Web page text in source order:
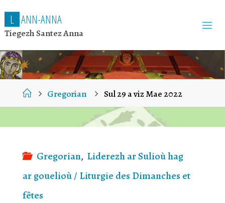
L ANN-ANNA
Tiegezh Santez Anna
HomeGregorian Sul 29 a viz Mae 2022
Gregorian, Liderezh ar Sulioù hag
ar gouelioù / Liturgie des Dimanches et
fêtes